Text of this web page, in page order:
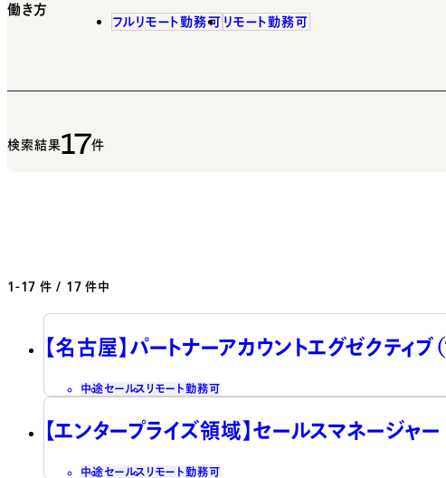
働き方
フルリモート勤務可 リモート勤務可
検索結果17件
1-17 件 / 17 件中
【名古屋】パートナーアカウントエグゼクティブ
中途セールス リモート勤務可
【エンタープライズ領域】セールスマネージャー
中途セールス リモート勤務可